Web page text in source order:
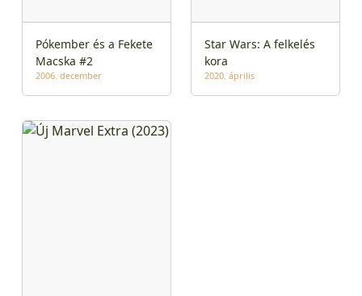
Pókember és a Fekete
Macska #2
2006. december
Star Wars: A felkelés
kora
2020. április